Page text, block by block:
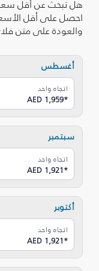
هل تبحث عن أقل سعر
احصل على أقل
والعودة على متن
أغسطس
اتجاه واحد
AED 1,959*
سبتمبر
اتجاه واحد
AED 1,921*
أكتوبر
اتجاه واحد
AED 1,921*